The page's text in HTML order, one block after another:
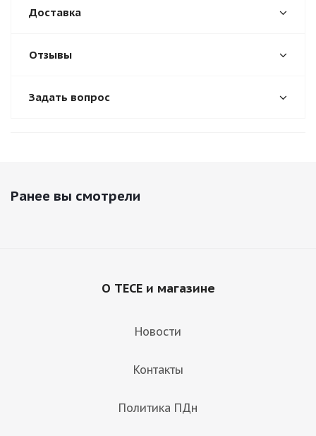
Доставка
Отзывы
Задать вопрос
Ранее вы смотрели
О TECE и магазине
Новости
Контакты
Политика ПДн